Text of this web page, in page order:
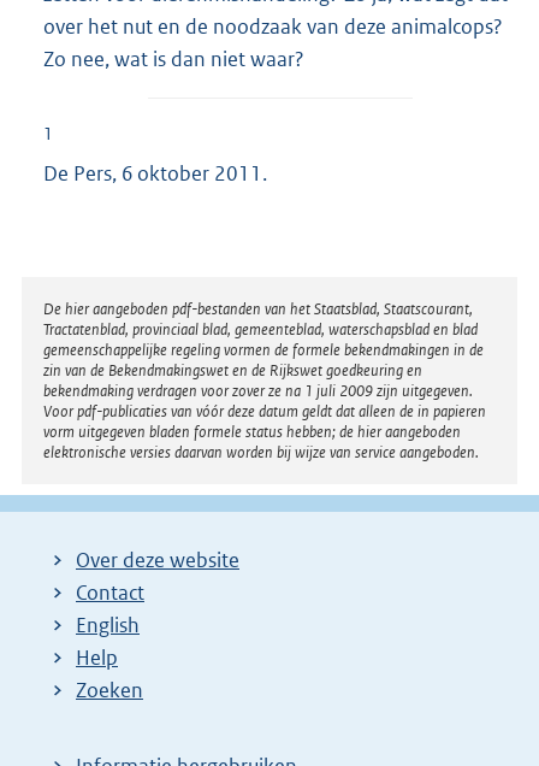
over het nut en de noodzaak van deze animalcops?
Zo nee, wat is dan niet waar?
1
De Pers, 6 oktober 2011.
Disclaimer
De hier aangeboden pdf-bestanden van het Staatsblad, Staatscourant,
Tractatenblad, provinciaal blad, gemeenteblad, waterschapsblad en blad
gemeenschappelijke regeling vormen de formele bekendmakingen in de
zin van de Bekendmakingswet en de Rijkswet goedkeuring en
bekendmaking verdragen voor zover ze na 1 juli 2009 zijn uitgegeven.
Voor pdf-publicaties van vóór deze datum geldt dat alleen de in papieren
vorm uitgegeven bladen formele status hebben; de hier aangeboden
elektronische versies daarvan worden bij wijze van service aangeboden.
Over deze website
Contact
English
Help
Zoeken